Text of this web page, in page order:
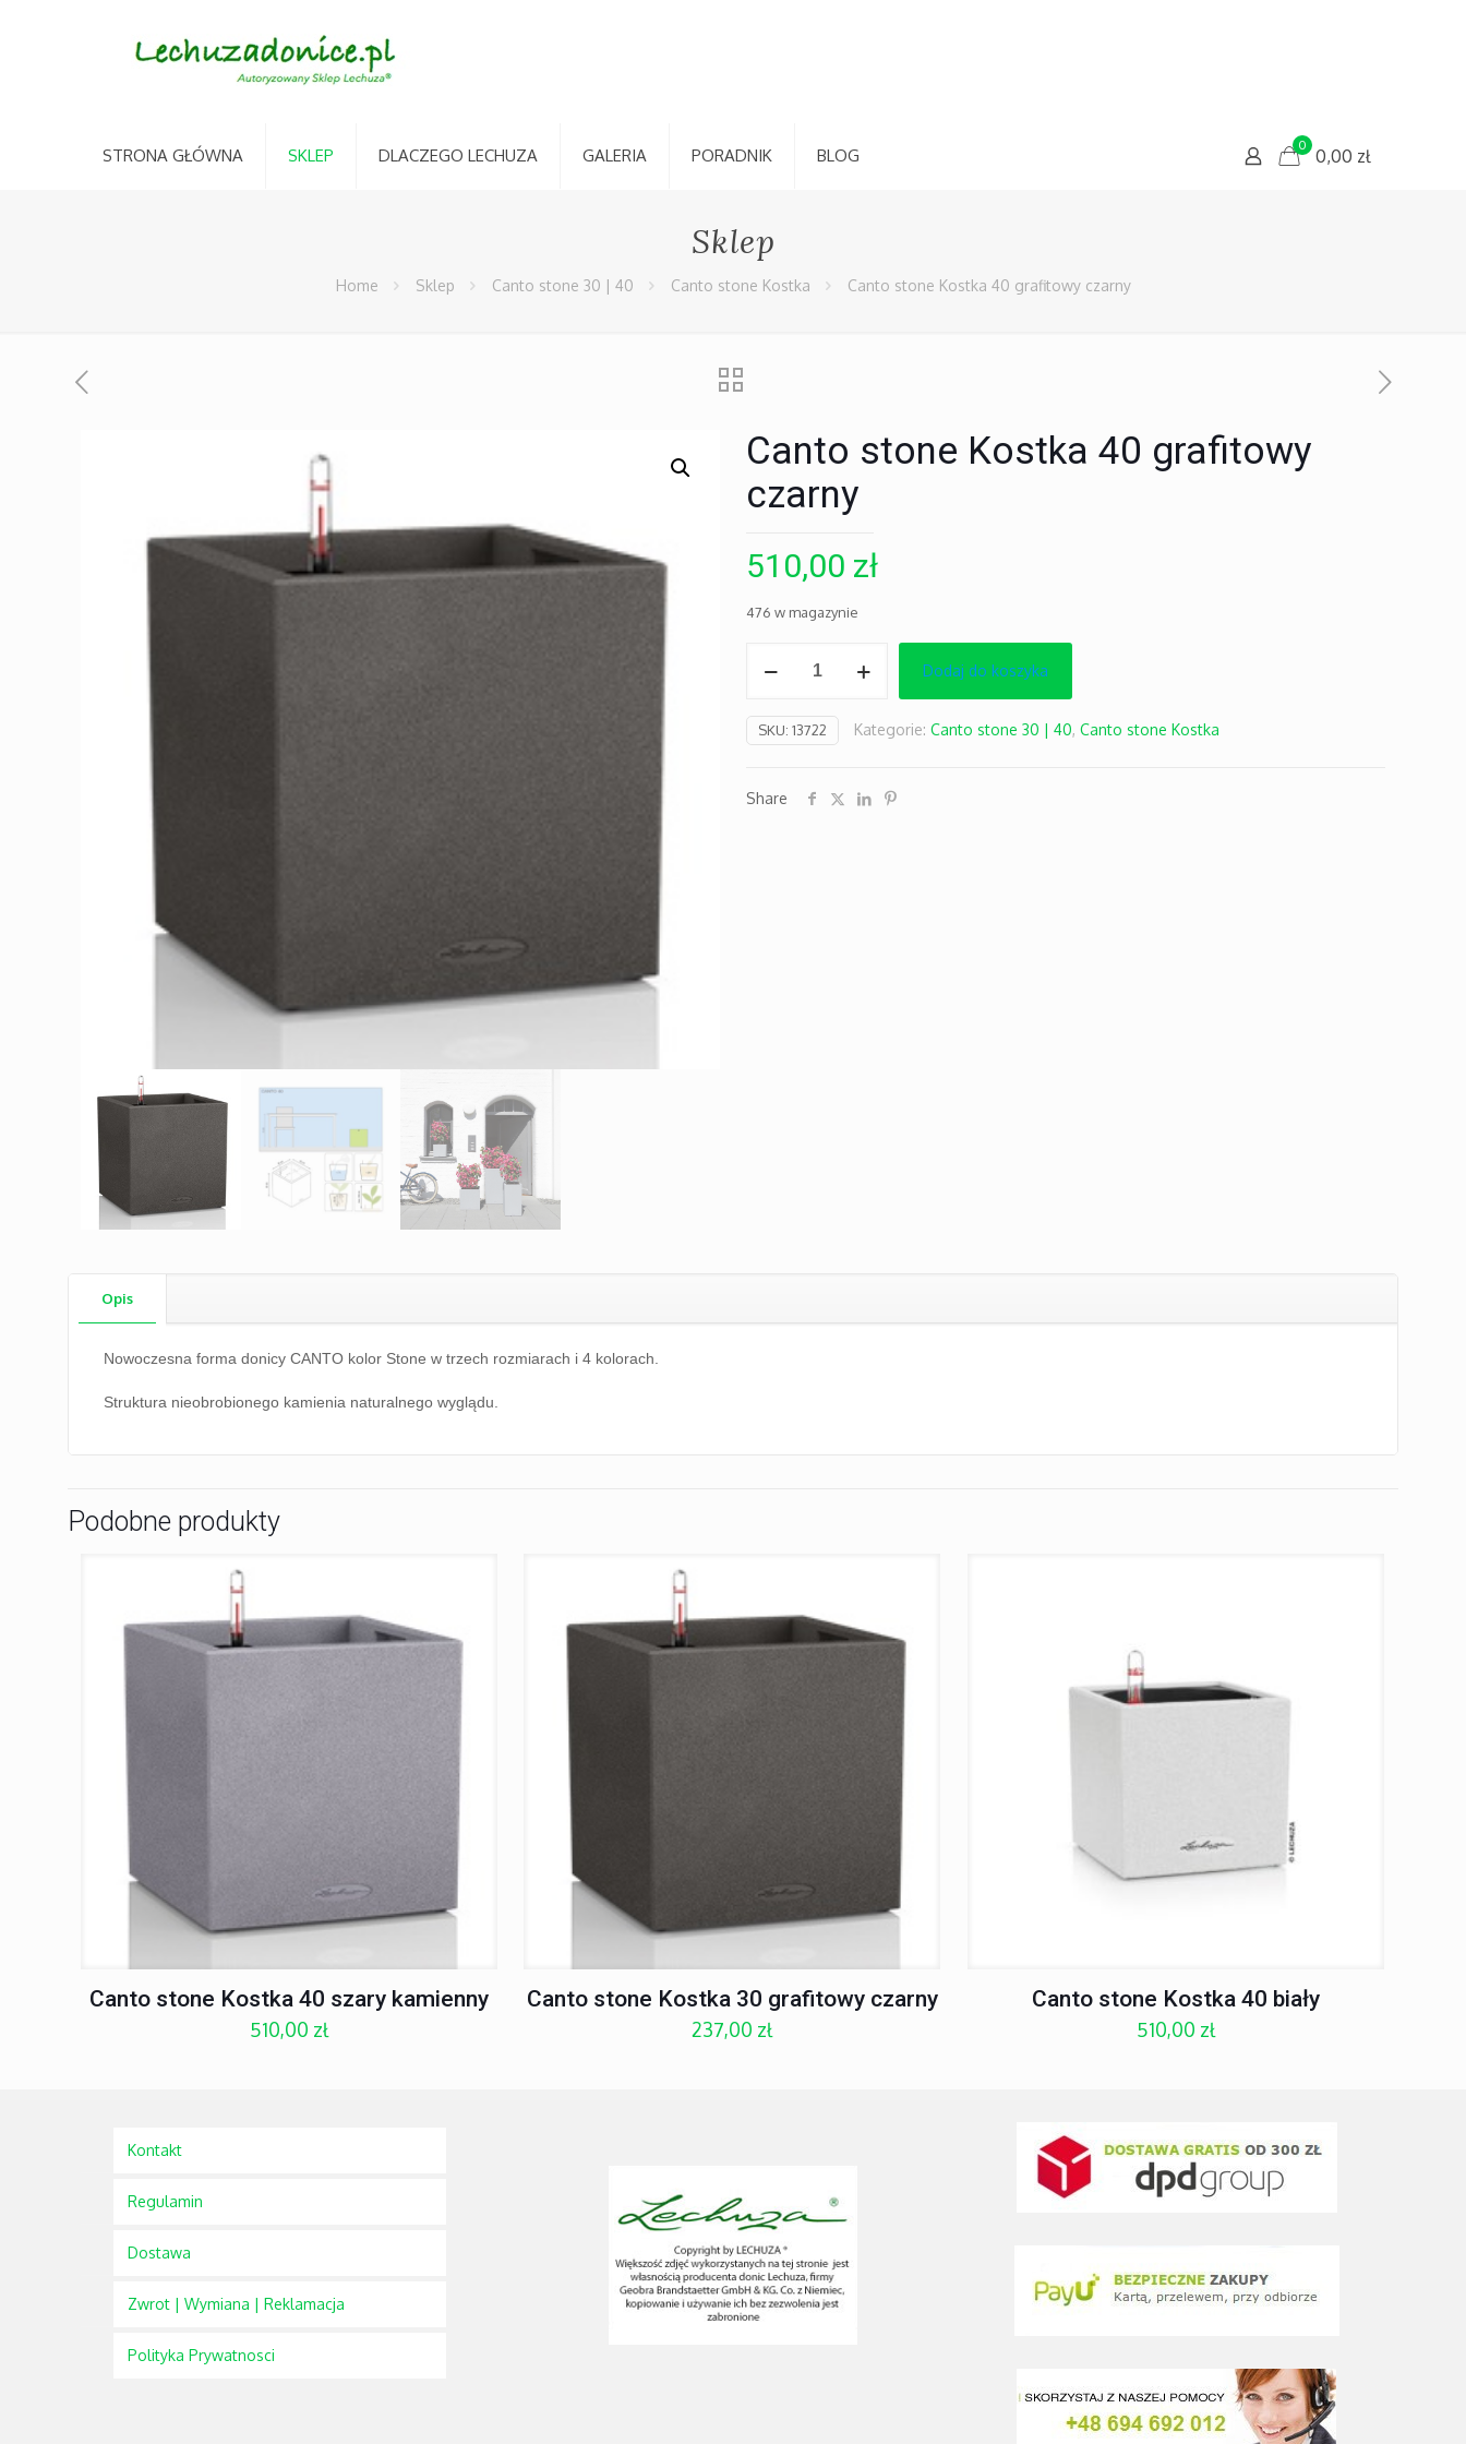
STRONA GŁÓWNA SKLEP DLACZEGO LECHUZA GALERIA PORADNIK BLOG 0 0,00 zł
Sklep
Home Sklep Canto stone 30 | 40 Canto stone Kostka Canto stone Kostka 40 grafitowy czarny
Canto stone Kostka 40 grafitowy
czarny
510,00 zł
476 w magazynie
Kostka
grafitowy
Dodaj do koszyka
SKU: 13722 Kategorie: Canto stone 30 | 40, Canto stone Kostka
Share
Opis
Nowoczesna forma donicy CANTO kolor Stone w trzech rozmiarach i 4 kolorach.
Struktura nieobrobionego kamienia naturalnego wyglądu.
Podobne produkty
Canto stone Kostka 40 szary kamienny
510,00 zł
Canto stone Kostka 30 grafitowy czarny
237,00 zł
Canto stone Kostka 40 biały
510,00 zł
Kontakt
Regulamin
Dostawa
Zwrot | Wymiana | Reklamacja
Polityka Prywatnosci